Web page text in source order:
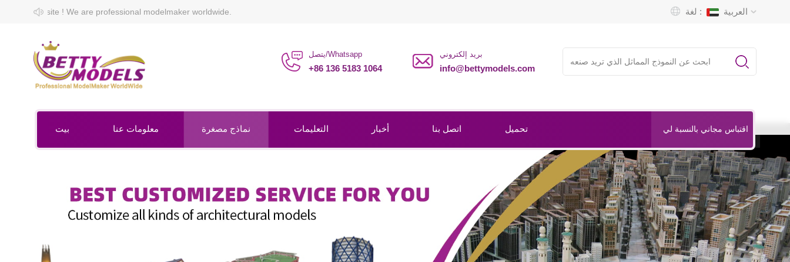
professional modelmaker worldwide. لغة : العربية
يتصل/Whatsapp
+86 136 5183 1064
بريد إلكتروني
info@bettymodels.com
اقتباس مجاني بالنسبة لي بيت معلومات عنا نماذج مصغرة التعليمات أخبار اتصل بنا تحميل